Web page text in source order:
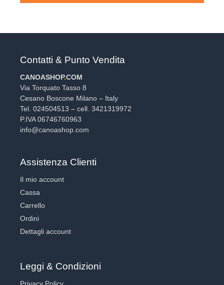
Contatti & Punto Vendita
CANOASHOP.COM
Via Torquato Tasso 8
Cesano Boscone Milano – Italy
Tel. 024504513 – cell. 3421319972
P.IVA 06746760963
info@canoashop.com
Assistenza Clienti
Il mio account
Cassa
Carrello
Ordini
Dettagli account
Leggi & Condizioni
Privacy Policy